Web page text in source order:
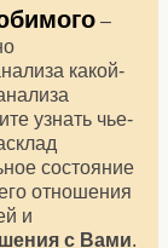
–
какой-
узнать чье-
состояние
отношения
и
с Вами.